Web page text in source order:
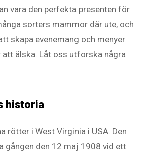
vara den perfekta presenten för
sorters mammor där ute, och
skapa evenemang och menyer
älska. Låt oss utforska några
historia
rötter i West Virginia i USA. Den
gången den 12 maj 1908 vid ett